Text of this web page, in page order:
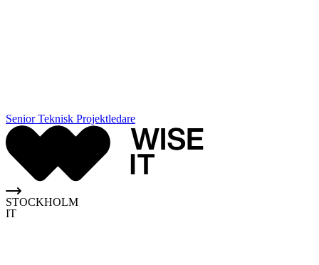
Senior Teknisk Projektledare
STOCKHOLM
IT